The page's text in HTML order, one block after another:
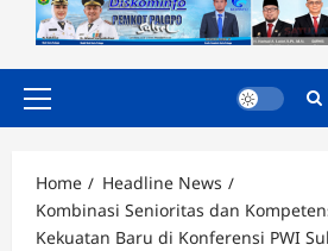
Home
Headline News
Kombinasi Senioritas dan
Kekuatan Baru di Konferensi PWI